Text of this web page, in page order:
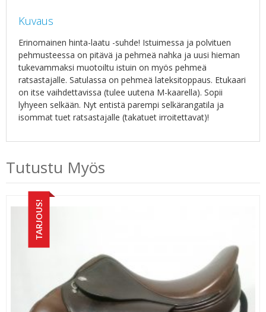
Kuvaus
Erinomainen hinta-laatu -suhde! Istuimessa ja polvituen
pehmusteessa on pitävä ja pehmeä nahka ja uusi hieman
tukevammaksi muotoiltu istuin on myös pehmeä
ratsastajalle. Satulassa on pehmeä lateksitoppaus. Etukaari
on itse vaihdettavissa (tulee uutena M-kaarella). Sopii
lyhyeen selkään. Nyt entistä parempi selkärangatila ja
isommat tuet ratsastajalle (takatuet irroitettavat)!
Tutustu Myös
TARJOUS!